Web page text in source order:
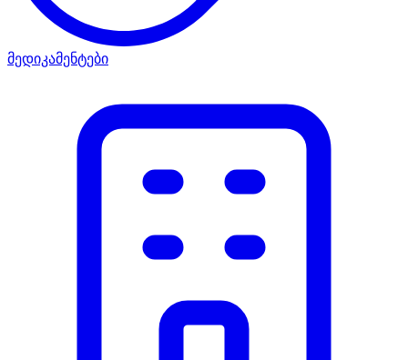
მედიკამენტები